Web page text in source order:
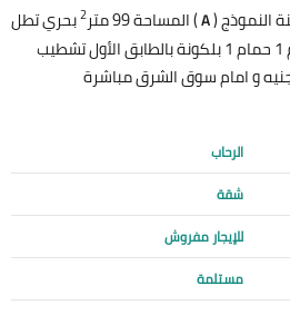
النموذج (A) المساحة 99 متر 2بحري تطل
على باركنج و شارع تشمل 2 نوم 1 حمام 1 بلكونة بالطابق الأول تشطيب
الرحاب
شقة
للإيجار مفروش
مستلمة